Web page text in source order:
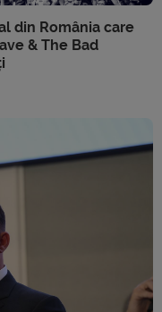
din România care
& The Bad